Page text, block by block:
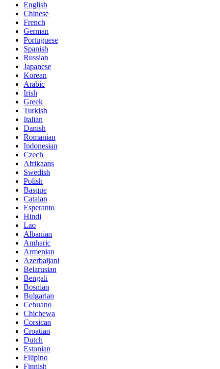
English
Chinese
French
German
Portuguese
Spanish
Russian
Japanese
Korean
Arabic
Irish
Greek
Turkish
Italian
Danish
Romanian
Indonesian
Czech
Afrikaans
Swedish
Polish
Basque
Catalan
Esperanto
Hindi
Lao
Albanian
Amharic
Armenian
Azerbaijani
Belarusian
Bengali
Bosnian
Bulgarian
Cebuano
Chichewa
Corsican
Croatian
Dutch
Estonian
Filipino
Finnish